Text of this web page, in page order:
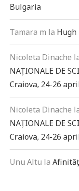
Bulgaria
Tamara m la Hugh
Nicoleta Dinache
NAȚIONALE DE
Craiova, 24-26
Nicoleta Dinache
NAȚIONALE DE
Craiova, 24-26
Unu Altu la